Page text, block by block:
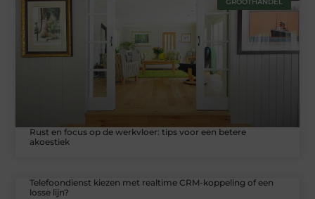
Rust en focus op de werkvloer: tips voor een betere
akoestiek
Telefoondienst kiezen met realtime CRM-koppeling of een
losse lijn?